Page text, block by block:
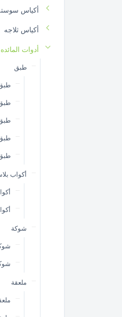
أكياس
أكياس ثلاجه
أدوات المائده
طبق
أكواب
شوكة
ملعقة